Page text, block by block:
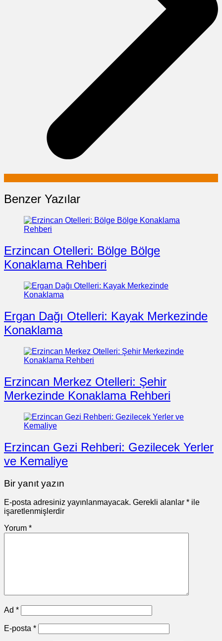
Benzer Yazılar
Erzincan Otelleri: Bölge Bölge
Konaklama Rehberi
Ergan Dağı Otelleri: Kayak Merkezinde
Konaklama
Erzincan Merkez Otelleri: Şehir
Merkezinde Konaklama Rehberi
Erzincan Gezi Rehberi: Gezilecek Yerler
ve Kemaliye
Bir yanıt yazın
E-posta adresiniz yayınlanmayacak. Gerekli alanlar * ile
işaretlenmişlerdir
Yorum *
Ad *
E-posta *